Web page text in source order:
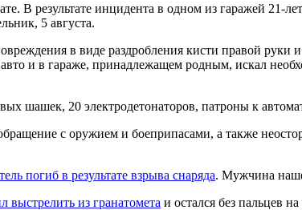
В результате инцидента в одном из гаражей
5 августа.
в виде раздробления кисти правой руки
и в гараже, принадлежащем родным, искал
шашек, 20 электродетонаторов, патроны к
с оружием и боеприпасами, а также
погиб в результате взрыва снаряда. Мужчина
выстрелить из гранатомета и остался без пальцев на